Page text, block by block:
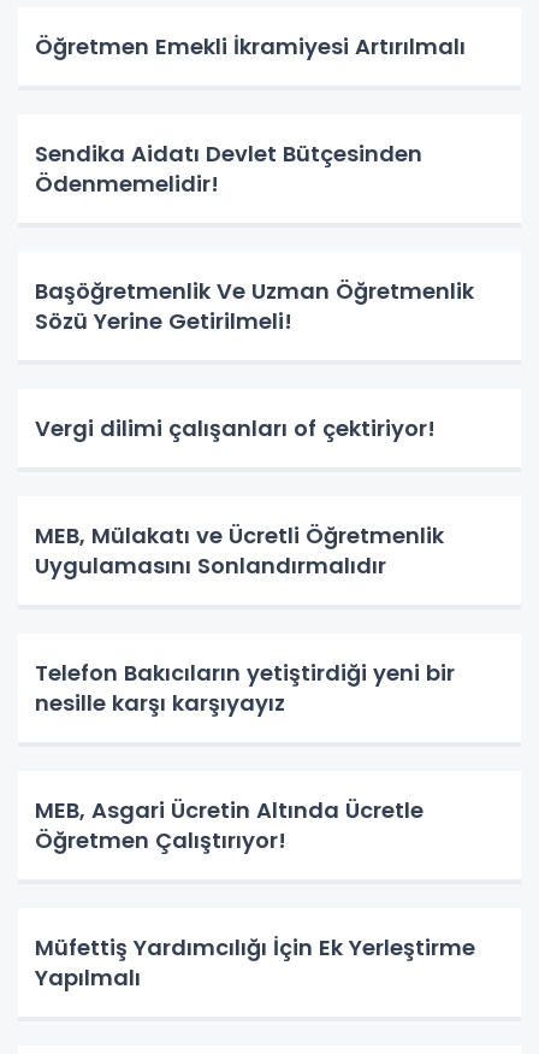
Öğretmen Emekli İkramiyesi Artırılmalı
Sendika Aidatı Devlet Bütçesinden
Ödenmemelidir!
Başöğretmenlik Ve Uzman Öğretmenlik
Sözü Yerine Getirilmeli!
Vergi dilimi çalışanları of çektiriyor!
MEB, Mülakatı ve Ücretli Öğretmenlik
Uygulamasını Sonlandırmalıdır
Telefon Bakıcıların yetiştirdiği yeni bir
nesille karşı karşıyayız
MEB, Asgari Ücretin Altında Ücretle
Öğretmen Çalıştırıyor!
Müfettiş Yardımcılığı İçin Ek Yerleştirme
Yapılmalı